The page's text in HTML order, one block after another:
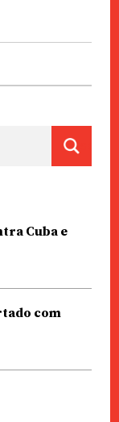
Cuba e
com